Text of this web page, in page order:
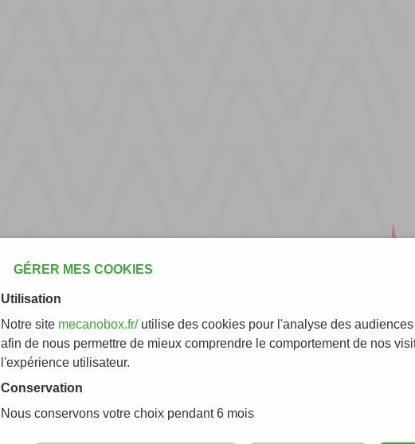
GÉRER MES COOKIES
Utilisation
Notre site mecanobox.fr/utilise des cookies pour l'analyse des
afin de nous permettre de mieux comprendre le comportement de nos
l'expérience utilisateur.
Conservation
Nous conservons votre choix pendant 6 mois